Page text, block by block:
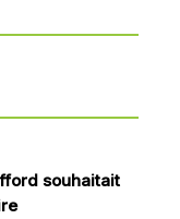
souhaitait